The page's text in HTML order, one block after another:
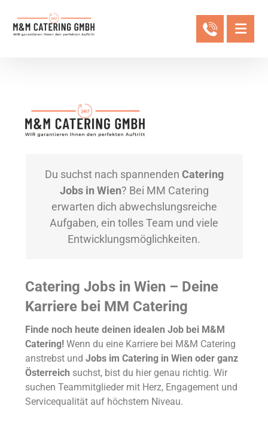
Du suchst nach spannenden Catering
Jobs in Wien? Bei MM Catering
erwarten dich abwechslungsreiche
Aufgaben, ein tolles Team und viele
Entwicklungsmöglichkeiten.
Catering Jobs in Wien – Deine
Karriere bei MM Catering
Finde noch heute deinen idealen Job bei M&M
Catering! Wenn du eine Karriere bei M&M Catering
anstrebst undJobs im Catering in Wien oder ganz
Österreich suchst, bist du hier genau richtig. Wir
suchen Teammitglieder mit Herz, Engagement und
Servicequalität auf höchstem Niveau.